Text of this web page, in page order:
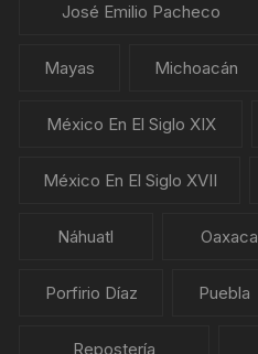
José Emilio Pacheco
Mayas Michoacán
México En El Siglo XIX
México En El Siglo XVII
Náhuatl Oaxaca
Porfirio Díaz Puebla
Repostería